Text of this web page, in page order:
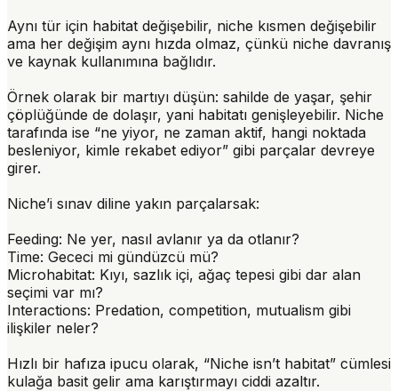
Aynı tür için habitat değişebilir, niche kısmen değişebilir
ama her değişim aynı hızda olmaz, çünkü niche davranış
ve kaynak kullanımına bağlıdır.
Örnek olarak bir martıyı düşün: sahilde de yaşar, şehir
çöplüğünde de dolaşır, yani habitatı genişleyebilir. Niche
tarafında ise “ne yiyor, ne zaman aktif, hangi noktada
besleniyor, kimle rekabet ediyor” gibi parçalar devreye
girer.
Niche’i sınav diline yakın parçalarsak:
Feeding: Ne yer, nasıl avlanır ya da otlanır?
Time: Gececi mi gündüzcü mü?
Microhabitat: Kıyı, sazlık içi, ağaç tepesi gibi dar alan
seçimi var mı?
Interactions: Predation, competition, mutualism gibi
ilişkiler neler?
Hızlı bir hafıza ipucu olarak, “Niche isn’t habitat” cümlesi
kulağa basit gelir ama karıştırmayı ciddi azaltır.